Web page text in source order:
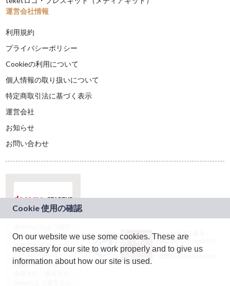
運営会社情報
利用規約
プライバシーポリシー
Cookieの利用について
個人情報の取り扱いについて
特定商取引法に基づく表示
運営会社
お知らせ
お問い合わせ
ドコモグループの新
規事業創出プログラ
ム「docomo
STARTUP」を通じて
JASRAC許諾番号：
9024936001Y45037
JASRAC許諾番号：
On our website we use some cookies. These are
necessary for our site to work properly and to give us
information about how our site is used.